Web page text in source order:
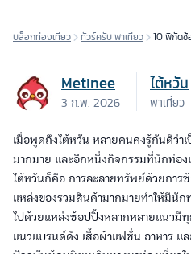
บล็อกท่องเที่ยว ทัวร์ครับ พาเที่ยว
10 พิกัดช้
Metinee
3 ก.พ. 2026
ไต้หวัน
พาเที่ยว
เมื่อพูดถึงไต้หวัน หลายคนคงรู้กันดีว่า
มากมาย และอีกหนึ่งกิจกรรมที่นักท่อง
ไต้หวันก็คือ การละลายทรัพย์ด้วยการ
แหล่งของรวมสินค้ามากมายทำให้มีนัก
ไปด้วยแหล่งช้อปปิ้งหลากหลายแนวมี
แนวแบรนด์ดัง เสื้อผ้าแฟชั่น อาหาร แล